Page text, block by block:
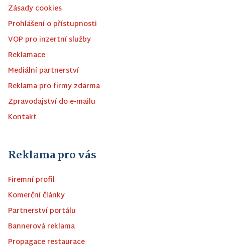
Zásady cookies
Prohlášení o přístupnosti
VOP pro inzertní služby
Reklamace
Mediální partnerství
Reklama pro firmy zdarma
Zpravodajství do e-mailu
Kontakt
Reklama pro vás
Firemní profil
Komerční články
Partnerství portálu
Bannerová reklama
Propagace restaurace